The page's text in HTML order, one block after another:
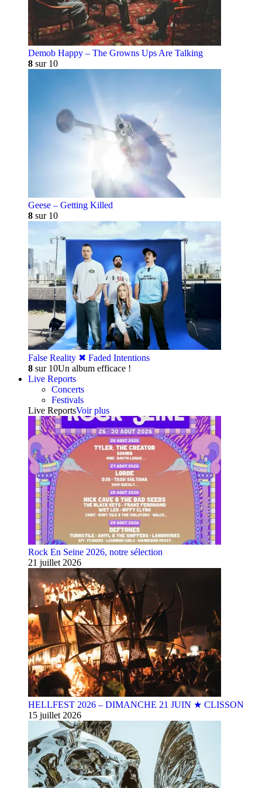
Demob Happy – The Growns Ups Are Talking
8 sur 10
Geese – Getting Killed
8 sur 10
False Reality ✖︎ Faded Intentions
8 sur 10Un album efficace !
Live Reports
Concerts
Festivals
Live ReportsVoir plus
Rock En Seine 2026, notre sélection
21 juillet 2026
HELLFEST 2026 – DIMANCHE 21 JUIN ★ CLISSON
15 juillet 2026